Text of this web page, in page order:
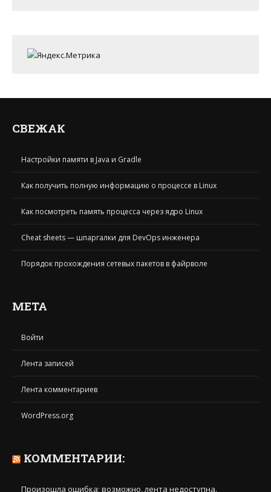
СВЕЖАК
Настройки памяти в Java и Gradle
Как получить полную информацию о процессе в Linux
Как посмотреть память процесса через ядро Linux
Cheat sheets — шпаргалки для DevOps инженера
Порядок прохождения сетевых пакетов в файрволе
МЕТА
Войти
Лента записей
Лента комментариев
WordPress.org
КОММЕНТАРИИ:
Произошла ошибка; возможно, лента недоступна.